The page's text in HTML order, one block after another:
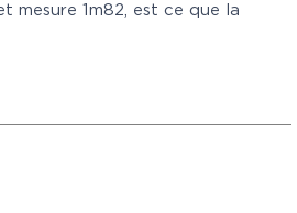
mesure 1m82, est ce que la